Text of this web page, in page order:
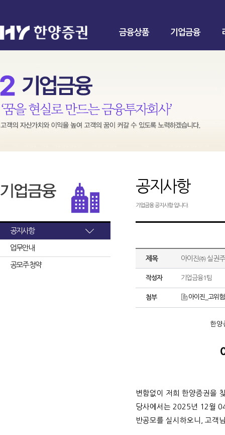
금융상품 기업금융
공지사항
업무안내
공모주 청약
공지사항
기업금융 공지사항 입니다.
제목 아이진㈜ 실권
작성자 기업금융1팀
첨부 아이진_고위
한양
변함없이 저희 한양증권을
당사에서는 2025 년 12 월
반공모를 실시하오니
고객